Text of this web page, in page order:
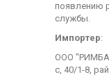
появлению
службы.
Импортер:
ООО
с, 40/1-8,